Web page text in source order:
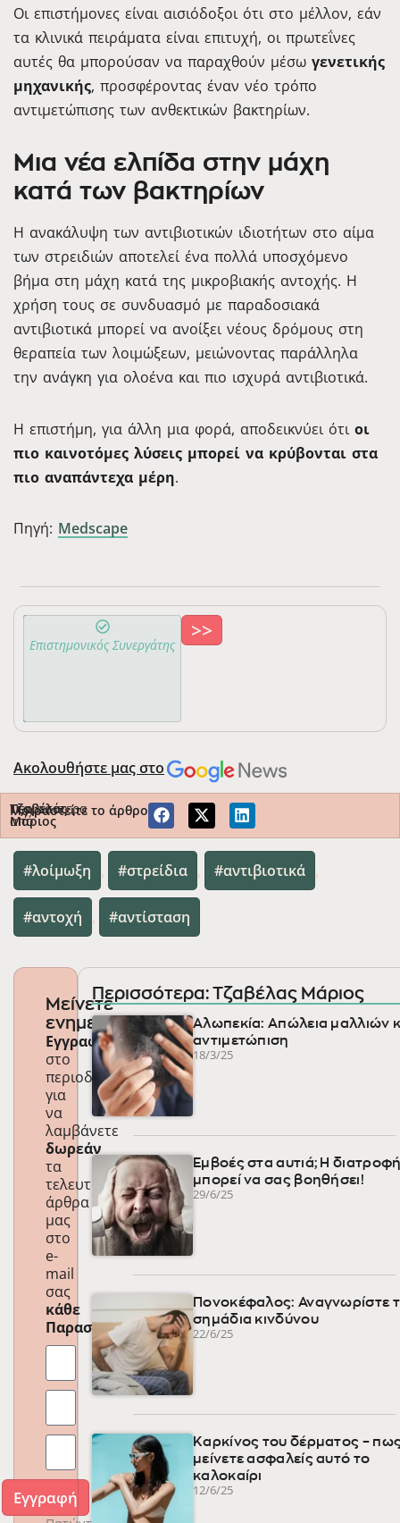
Οι επιστήμονες είναι αισιόδοξοι ότι στο μέλλον, εάν
τα κλινικά πειράματα είναι επιτυχή, οι πρωτεΐνες
αυτές θα μπορούσαν να παραχθούν μέσω γενετικής
μηχανικής, προσφέροντας έναν νέο τρόπο
αντιμετώπισης των ανθεκτικών βακτηρίων.
Μια νέα ελπίδα στην μάχη
κατά των βακτηρίων
Η ανακάλυψη των αντιβιοτικών ιδιοτήτων στο αίμα
των στρειδιών αποτελεί ένα πολλά υποσχόμενο
βήμα στη μάχη κατά της μικροβιακής αντοχής. Η
χρήση τους σε συνδυασμό με παραδοσιακά
αντιβιοτικά μπορεί να ανοίξει νέους δρόμους στη
θεραπεία των λοιμώξεων, μειώνοντας παράλληλα
την ανάγκη για ολοένα και πιο ισχυρά αντιβιοτικά.
Η επιστήμη, για άλλη μια φορά, αποδεικνύει ότι οι
πιο καινοτόμες λύσεις μπορεί να κρύβονται στα
πιο αναπάντεχα μέρη.
Πηγή: Medscape
Τζαβέλας
Μάριος
2313-
Επιστημονικός Συνεργάτης
>>
Ακολουθήστε μας στο
Περισσότερα
από
Τζαβέλας
Μάριος
Μοιραστείτε το άρθρο
λοίμωξη , στρείδια , αντιβιοτικά ,
αντοχή , αντίσταση
Μείνετε
ενημερωμένοι
Εγγραφείτε
στο
περιοδικό
για
να
λαμβάνετε
δωρεάν
τα
τελευταία
άρθρα
μας
στο
e-
mail
σας
κάθε
Παρασκευή !
Εγγραφή
Περισσότερα: Τζαβέλας Μάριος
Αλωπεκία: Απώλεια μαλλιών
αντιμετώπιση
18/3/25
Εμβοές στα αυτιά; Η
μπορεί να σας βοηθήσει!
29/6/25
Πονοκέφαλος: Αναγνωρίστε
σημάδια κινδύνου
22/6/25
Καρκίνος του δέρματος –
μείνετε ασφαλείς αυτό το
καλοκαίρι
12/6/25